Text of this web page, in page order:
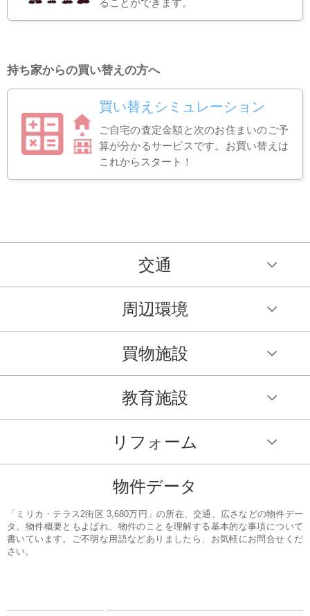
ることができます。
持ち家からの買い替えの方へ
買い替えシミュレーション
ご自宅の査定金額と次のお住まいのご予
算が分かるサービスです。お買い替えは
これからスタート！
交通
周辺環境
買物施設
教育施設
リフォーム
物件データ
「ミリカ・テラス2街区 3,680万円」の所在、交通、広さなどの物件デー
タ。物件概要ともよばれ、物件のことを理解する基本的な事項について
書いています。ご不明な用語などありましたら、お気軽にお問合せくだ
さい。